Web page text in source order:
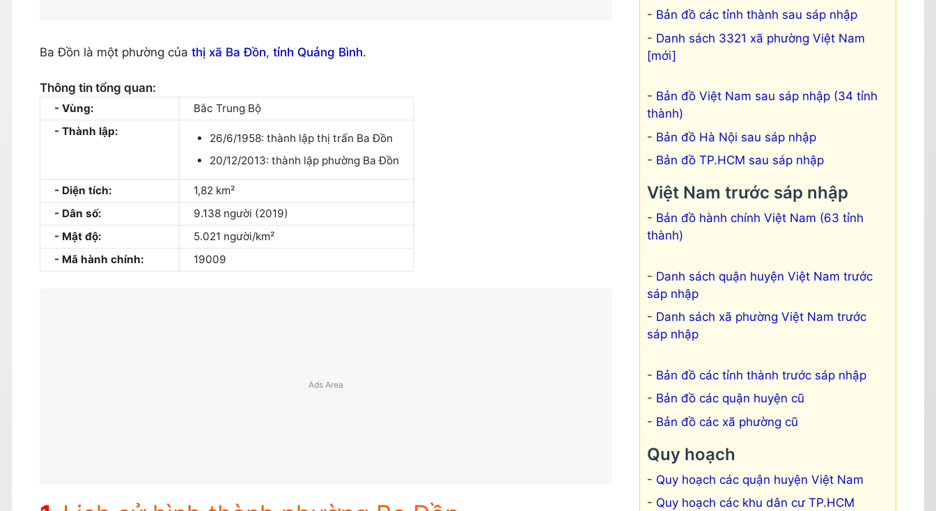
Ba Đồn là một phường của thị xã Ba Đồn, tỉnh Quảng Bình.
Thông tin tổng quan:
Vùng:
Bắc Trung Bộ
Thành lập:
26/6/1958: thành lập thị trấn Ba Đồn
20/12/2013: thành lập phường Ba Đồn
Diện tích:
1,82 km²
Dân số:
9.138 người (2019)
Mật độ:
5.021 người/km²
Mã hành chính:
19009
Bản đồ các tỉnh thành sau sáp nhập
Danh sách 3321 xã phường Việt Nam
[mới]
Bản đồ Việt Nam sau sáp nhập (34 tỉnh
thành)
Bản đồ Hà Nội sau sáp nhập
Bản đồ TP.HCM sau sáp nhập
Việt Nam trước sáp nhập
Bản đồ hành chính Việt Nam (63 tỉnh
thành)
Danh sách quận huyện Việt Nam trước
sáp nhập
Danh sách xã phường Việt Nam trước
sáp nhập
Bản đồ các tỉnh thành trước sáp nhập
Bản đồ các quận huyện cũ
Bản đồ các xã phường cũ
Quy hoạch
Quy hoạch các quận huyện Việt Nam
Quy hoạch các khu dân cư TP.HCM